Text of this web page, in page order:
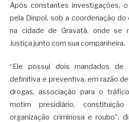
Após constantes investigações,
pela Dinpol, sob a coordenação do
na cidade de Gravatá, onde se
Justiça junto com sua companheira.
“Ele possui dois mandados
definitiva e preventiva, em razão
drogas, associação para o
motim presidiário,
organização criminosa e roubo”,